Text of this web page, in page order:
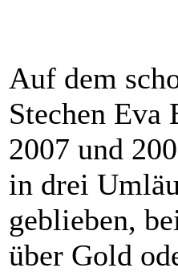
Auf dem
Stechen
2007 und
in drei
geblieben,
über Gold